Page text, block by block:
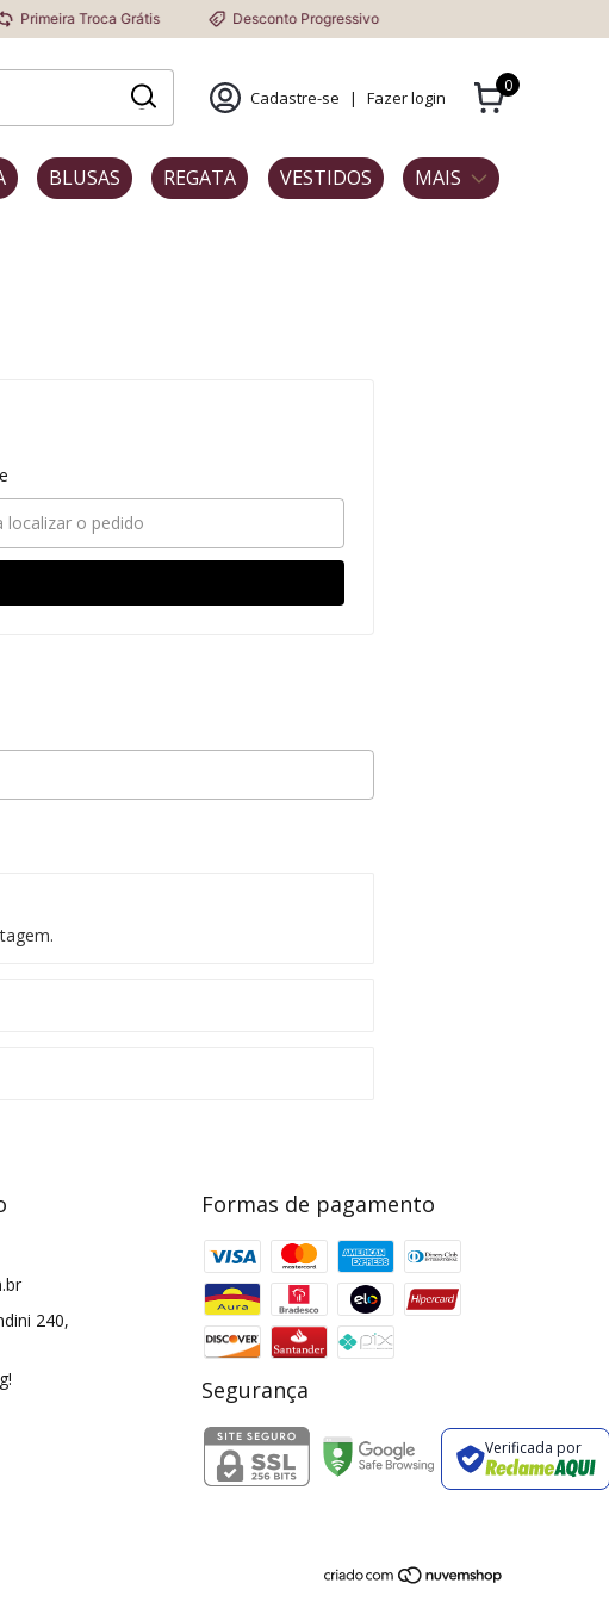
Troca Grátis Desconto Progressivo
Cadastre-se | Fazer login
0
BLUSAS REGATA VESTIDOS MAIS
240,
Formas de pagamento
Segurança
Verificada por